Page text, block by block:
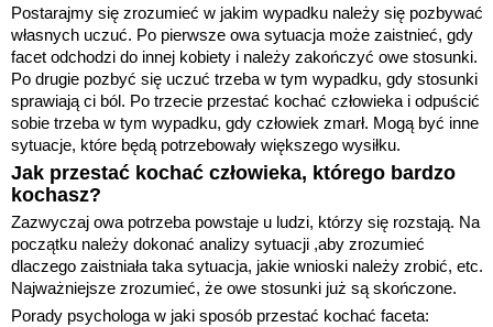
Postarajmy się zrozumieć w jakim wypadku należy się pozbywać
własnych uczuć. Po pierwsze owa sytuacja może zaistnieć, gdy
facet odchodzi do innej kobiety i należy zakończyć owe stosunki.
Po drugie pozbyć się uczuć trzeba w tym wypadku, gdy stosunki
sprawiają ci ból. Po trzecie przestać kochać człowieka i odpuścić
sobie trzeba w tym wypadku, gdy człowiek zmarł. Mogą być inne
sytuacje, które będą potrzebowały większego wysiłku.
Jak przestać kochać człowieka, którego bardzo
kochasz?
Zazwyczaj owa potrzeba powstaje u ludzi, którzy się rozstają. Na
początku należy dokonać analizy sytuacji ,aby zrozumieć
dlaczego zaistniała taka sytuacja, jakie wnioski należy zrobić, etc.
Najważniejsze zrozumieć, że owe stosunki już są skończone.
Porady psychologa w jaki sposób przestać kochać faceta: